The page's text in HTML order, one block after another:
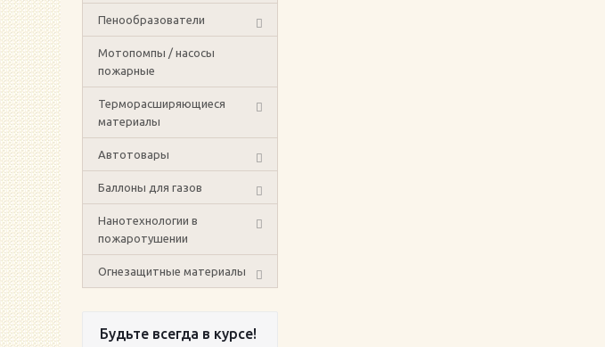
Пенообразователи
Мотопомпы / насосы
пожарные
Терморасширяющиеся
материалы
Автотовары
Баллоны для газов
Нанотехнологии в
пожаротушении
Огнезащитные материалы
Будьте всегда в курсе!